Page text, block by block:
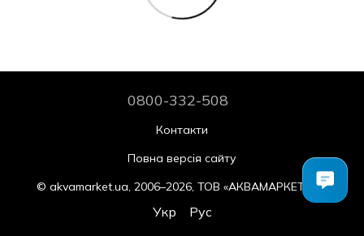
0800-332-508
Контакти
Повна версія сайту
© akvamarket.ua, 2006–2026, ТОВ «АКВАМАРКЕТ.УА»
Укр Рус